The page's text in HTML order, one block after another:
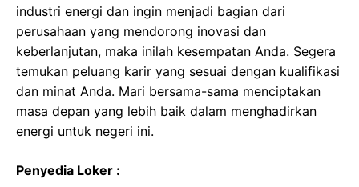
industri energi dan ingin menjadi bagian dari
perusahaan yang mendorong inovasi dan
keberlanjutan, maka inilah kesempatan Anda. Segera
temukan peluang karir yang sesuai dengan kualifikasi
dan minat Anda. Mari bersama-sama menciptakan
masa depan yang lebih baik dalam menghadirkan
energi untuk negeri ini.
Penyedia Loker :